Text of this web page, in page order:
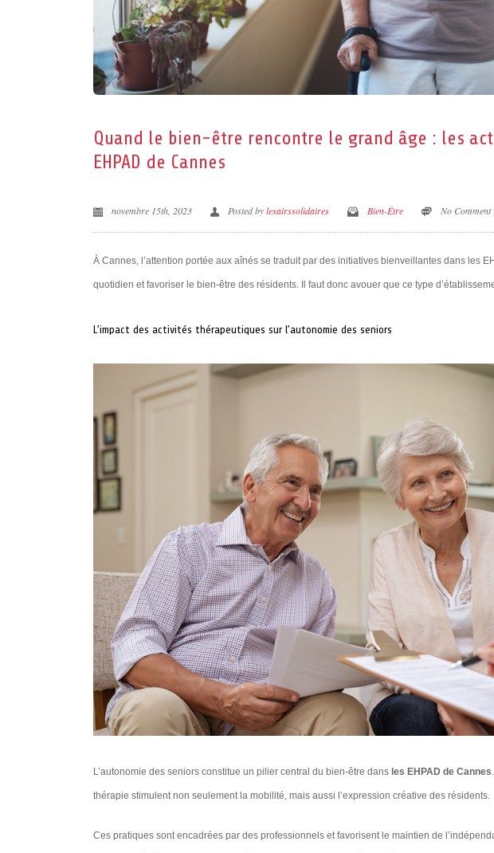
Quand le bien-être rencontre le grand âge : les
EHPAD de Cannes
novembre 15th, 2023 Posted bylesairssolidaires Bien-Être No Comment
À Cannes, l’attention portée aux aînés se traduit par des initiatives bienveillantes dans les
quotidien et favoriser le bien-être des résidents. Il faut donc avouer que ce type
L’impact des activités thérapeutiques sur l’autonomie des seniors
L’autonomie des seniors constitue un pilier central du bien-être dans les EHPAD de Cannes
thérapie stimulent non seulement la mobilité, mais aussi l’expression créative des résidents.
Ces pratiques sont encadrées par des professionnels et favorisent le maintien de